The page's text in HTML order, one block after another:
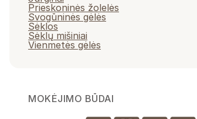
Prieskoninės žolelės
Svogūninės gėlės
Sėklos
Sėklų mišiniai
Vienmetės gėlės
MOKĖJIMO BŪDAI